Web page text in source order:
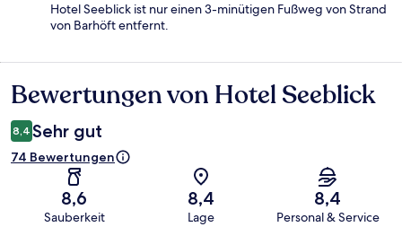
Hotel Seeblick ist nur einen 3-minütigen Fußweg von Strand
von Barhöft entfernt.
Bewertungen
Bewertungen von Hotel Seeblick
8,4 Sehr gut
74 Bewertungen
8,6
Sauberkeit
8,4
Lage
8,4
Personal & Service